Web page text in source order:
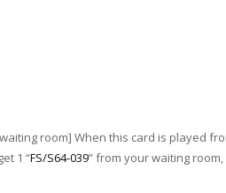
room] When this card is played
1 “FS/S64-039” from your waiting